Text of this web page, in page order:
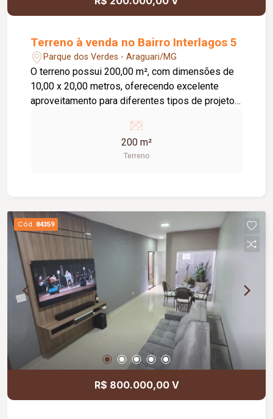
Terreno à venda no Bairro Interlagos 5
Parque dos Verdes - Araguari/MG
O terreno possui 200,00 m², com dimensões de
10,00 x 20,00 metros, oferecendo excelente
aproveitamento para diferentes tipos de projetos.
região em constante desenvolvimento.
200 m²
Terreno
Cód. 84359
R$ 800.000,00 V